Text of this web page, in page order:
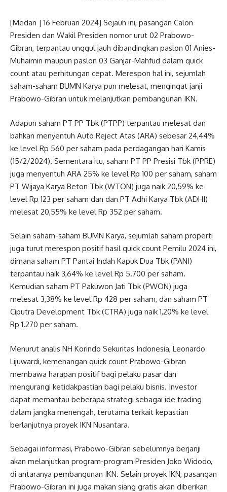
[Medan | 16 Februari 2024] Sejauh ini, pasangan Calon
Presiden dan Wakil Presiden nomor urut 02 Prabowo-
Gibran, terpantau unggul jauh dibandingkan paslon 01 Anies-
Muhaimin maupun paslon 03 Ganjar-Mahfud dalam quick
count atau perhitungan cepat. Merespon hal ini, sejumlah
saham-saham BUMN Karya pun melesat, mengingat janji
Prabowo-Gibran untuk melanjutkan pembangunan IKN.
Adapun saham PT PP Tbk (PTPP) terpantau melesat dan
bahkan menyentuh Auto Reject Atas (ARA) sebesar 24,44%
ke level Rp 560 per saham pada perdagangan hari Kamis
(15/2/2024). Sementara itu, saham PT PP Presisi Tbk (PPRE)
juga menyentuh ARA 25% ke level Rp 100 per saham, saham
PT Wijaya Karya Beton Tbk (WTON) juga naik 20,59% ke
level Rp 123 per saham dan dan PT Adhi Karya Tbk (ADHI)
melesat 20,55% ke level Rp 352 per saham.
Selain saham-saham BUMN Karya, sejumlah saham properti
juga turut merespon positif hasil quick count Pemilu 2024 ini,
dimana saham PT Pantai Indah Kapuk Dua Tbk (PANI)
terpantau naik 3,64% ke level Rp 5.700 per saham.
Kemudian saham PT Pakuwon Jati Tbk (PWON) juga
melesat 3,38% ke level Rp 428 per saham, dan saham PT
Ciputra Development Tbk (CTRA) juga naik 1,20% ke level
Rp 1.270 per saham.
Menurut analis NH Korindo Sekuritas Indonesia, Leonardo
Lijuwardi, kemenangan quick count Prabowo-Gibran
membawa harapan positif bagi pelaku pasar dan
mengurangi ketidakpastian bagi pelaku bisnis. Investor
dapat memantau beberapa strategi sebagai ide trading
dalam jangka menengah, terutama terkait kepastian
berlanjutnya proyek IKN Nusantara.
Sebagai informasi, Prabowo-Gibran sebelumnya berjanji
akan melanjutkan program-program Presiden Joko Widodo,
di antaranya pembangunan IKN. Selain proyek IKN, pasangan
Prabowo-Gibran ini juga makan siang gratis akan diberikan